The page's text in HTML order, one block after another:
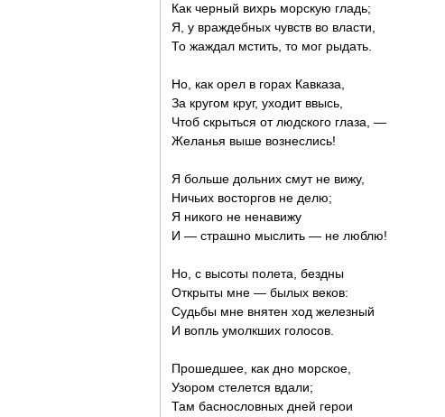
Как черный вихрь морскую гладь;
Я, у враждебных чувств во власти,
То жаждал мстить, то мог рыдать.
Но, как орел в горах Кавказа,
За кругом круг, уходит ввысь,
Чтоб скрыться от людского глаза, —
Желанья выше вознеслись!
Я больше дольних смут не вижу,
Ничьих восторгов не делю;
Я никого не ненавижу
И — страшно мыслить — не люблю!
Но, с высоты полета, бездны
Открыты мне — былых веков:
Судьбы мне внятен ход железный
И вопль умолкших голосов.
Прошедшее, как дно морское,
Узором стелется вдали;
Там баснословных дней герои